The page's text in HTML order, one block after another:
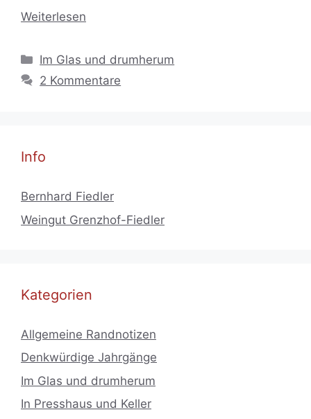
Weiterlesen
Kategorien
Im Glas und drumherum
2 Kommentare
Info
Bernhard Fiedler
Weingut Grenzhof-Fiedler
Kategorien
Allgemeine Randnotizen
Denkwürdige Jahrgänge
Im Glas und drumherum
In Presshaus und Keller